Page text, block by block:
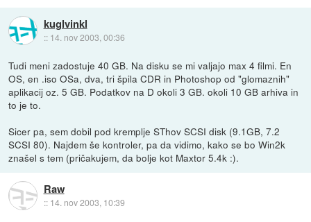
kuglvinkl
:: 14. nov 2003, 00:36
Tudi meni zadostuje 40 GB. Na disku se mi valjajo max 4 filmi. En
OS, en .iso OSa, dva, tri špila CDR in Photoshop od "glomaznih"
aplikacij oz. 5 GB. Podatkov na D okoli 3 GB. okoli 10 GB arhiva in
to je to.
Sicer pa, sem dobil pod kremplje SThov SCSI disk (9.1GB, 7.2
SCSI 80). Najdem še kontroler, pa da vidimo, kako se bo Win2k
znašel s tem (pričakujem, da bolje kot Maxtor 5.4k :).
Raw
:: 14. nov 2003, 10:39